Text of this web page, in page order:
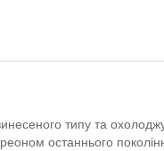
типу та
останнього